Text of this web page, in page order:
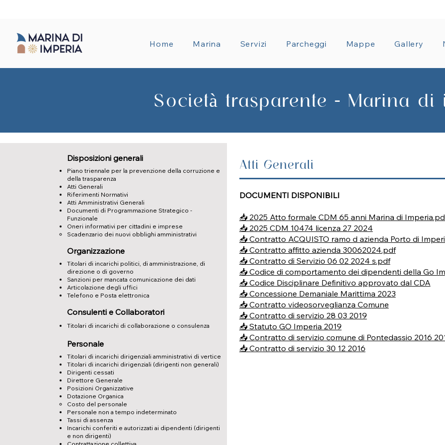
Home Marina Servizi Parcheggi Mappe Gallery
Società trasparente - Marina
Disposizioni generali
Piano triennale per la prevenzione della corruzione e
della trasparenza
Atti Generali
Riferimenti Normativi
Atti Amministrativi Generali
Documenti di Programmazione Strategico -
Funzionale
Oneri informativi per cittadini e imprese
Scadenzario dei nuovi obblighi amministrativi
Organizzazione
Titolari di incarichi politici, di amministrazione, di
direzione o di governo
Sanzioni per mancata comunicazione dei dati
Articolazione degli uffici
Telefono e Posta elettronica
Consulenti e Collaboratori
Titolari di incarichi di collaborazione o consulenza
Personale
Titolari di incarichi dirigenziali amministrativi di vertice
Titolari di incarichi dirigenziali (dirigenti non generali)
Dirigenti cessati
Direttore Generale
Posizioni Organizzative
Dotazione Organica
Costo del personale
Personale non a tempo indeterminato
Tassi di assenza
Incarichi conferiti e autorizzati ai dipendenti (dirigenti
e non dirigenti)
Atti Generali
DOCUMENTI DISPONIBILI
📥 2025 Atto formale CDM 65 anni Marina di
📥 2025 CDM 10474 licenza 27 2024
📥 Contratto ACQUISTO ramo d azienda Porto di
📥 Contratto affitto azienda 30062024.pdf
📥 Contratto di Servizio 06 02 2024 s.pdf
📥 Codice di comportamento dei dipendenti della Go
📥 Codice Disciplinare Definitivo approvato dal CDA
📥 Concessione Demaniale Marittima 2023
📥 Contratto videosorveglianza Comune
📥 Contratto di servizio 28 03 2019
📥 Statuto GO Imperia 2019
📥 Contratto di servizio comune di Pontedassio 2016
📥 Contratto di servizio 30 12 2016